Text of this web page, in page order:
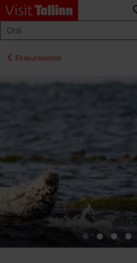
Ekskursioonid